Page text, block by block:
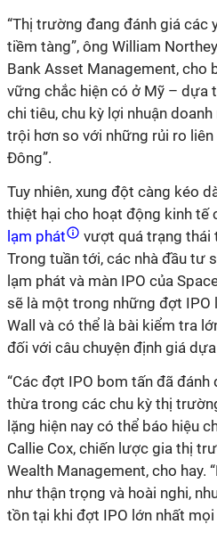
“Thị trường đang đánh giá các
tiềm tàng”, ông William
Bank Asset Management, cho
vững chắc hiện có ở Mỹ – dựa
chi tiêu, chu kỳ lợi nhuận
trội hơn so với những rủi ro
Đông”.
Tuy nhiên, xung đột càng kéo
thiệt hại cho hoạt động kinh tế
lạm phát
vượt quá trạng thái
Trong tuần tới, các nhà đầu tư
lạm phát và màn IPO của
sẽ là một trong những đợt
Wall và có thể là bài kiểm tra
đối với câu chuyện định giá
“Các đợt IPO bom tấn đã
thừa trong các chu kỳ thị
lặng hiện nay có thể báo hiệu
Callie Cox, chiến lược gia thị
Wealth Management, cho hay.
như thận trọng và hoài nghi,
tồn tại khi đợt IPO lớn nhất